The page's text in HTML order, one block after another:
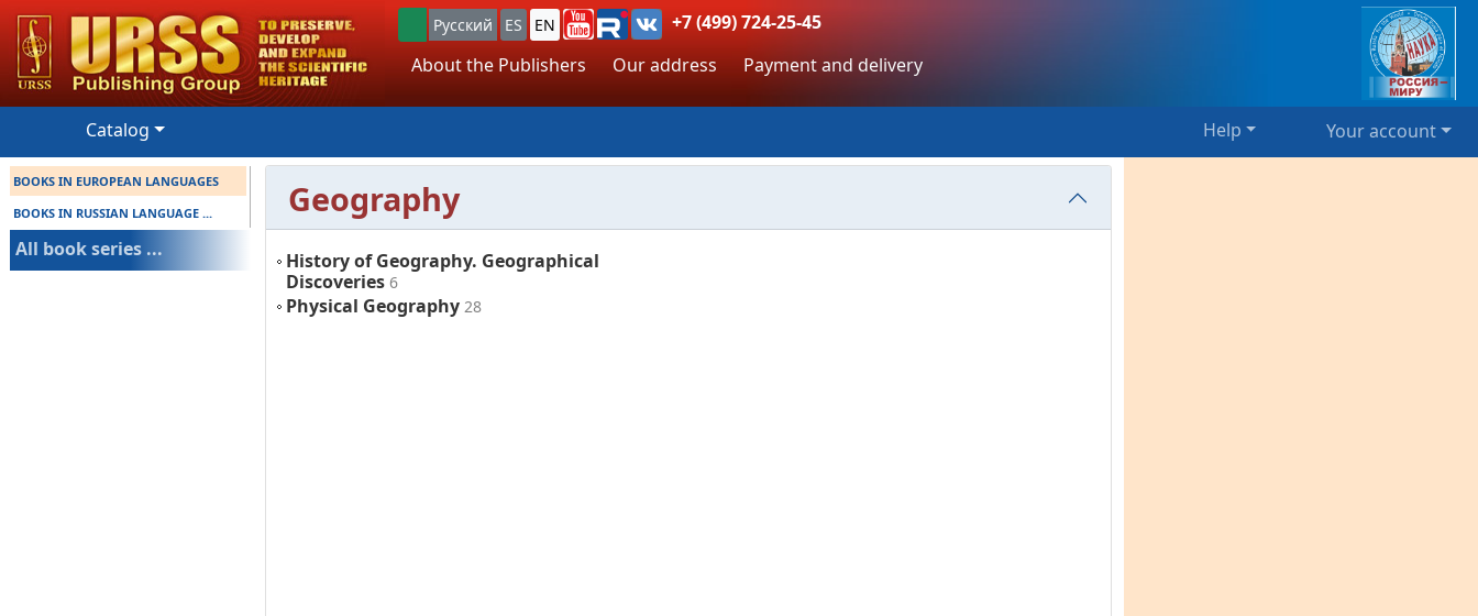
Русский ES EN
+7 (499) 724-25-45
About the Publishers
Our address Payment and delivery
Catalog Help Your account
BOOKS IN EUROPEAN LANGUAGES
BOOKS IN RUSSIAN LANGUAGE ...
All book series ...
Geography
History of Geography. Geographical
Discoveries 6
Physical Geography 28